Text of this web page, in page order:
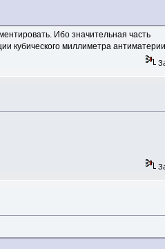
Ибо значительная часть
кубического миллиметра антиматерии.